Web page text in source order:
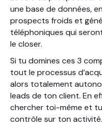
une base de données,
prospects froids et
téléphoniques qui
le closer.
Si tu domines ces 3
tout le processus
alors totalement
leads de ton client. En
chercher toi-même et
contrôle sur ton activité.